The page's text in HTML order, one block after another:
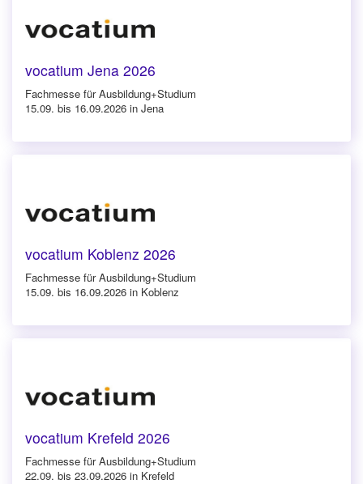
vocatium Jena 2026
Fachmesse für Ausbildung+Studium
15.09. bis 16.09.2026 in Jena
vocatium Koblenz 2026
Fachmesse für Ausbildung+Studium
15.09. bis 16.09.2026 in Koblenz
vocatium Krefeld 2026
Fachmesse für Ausbildung+Studium
22.09. bis 23.09.2026 in Krefeld